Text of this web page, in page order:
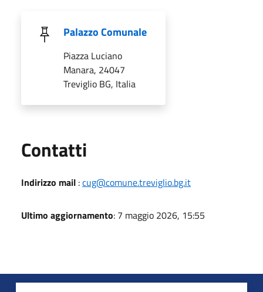
Palazzo Comunale
Piazza Luciano
Manara, 24047
Treviglio BG, Italia
Contatti
Indirizzo mail :cug@comune.treviglio.bg.it
Ultimo aggiornamento: 7 maggio 2026, 15:55